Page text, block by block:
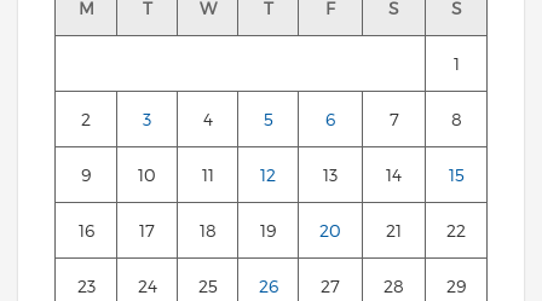
M T W T F S S
1
2 3 4 5 6 7 8
9 10 11 12 13 14 15
16 17 18 19 20 21 22
23 24 25 26 27 28 29